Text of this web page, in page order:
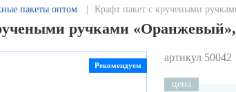
пакеты оптом Крафт пакет с кручеными
ручками «Оранжевый»,
Рекомендуем
артикул 50042
цена